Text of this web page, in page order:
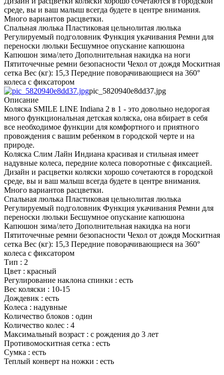
среде, вы и ваш малыш всегда будете в центре внимания.
Много вариантов расцветки.
Спальная люлька Пластиковая цельнолитая люлька
Регулируемый подголовник Функция укачивания Ремни для
переноски люльки Бесшумное опускание капюшона
Капюшон зима/лето Дополнительная накидка на ноги
Пятиточечные ремни безопасности Чехол от дождя Москитная
сетка Вес (кг): 15,3 Передние поворачивающиеся на 360°
колеса с фиксатором
pic_5820940e8dd37.jpg
Описание
Коляска SMILE LINE Indiana 2 в 1 - это довольно недорогая
много функциональная детская коляска, она вбирает в себя
все необходимое функции для комфортного и приятного
провождения с вашим ребенком в городской черте и на
природе.
Коляска Слим Лайн Индиана красивая и стильная имеет
надувные колеса, передние колеса поворотные с фиксацией.
Дизайн и расцветки коляски хорошо сочетаются в городской
среде, вы и ваш малыш всегда будете в центре внимания.
Много вариантов расцветки.
Спальная люлька Пластиковая цельнолитая люлька
Регулируемый подголовник Функция укачивания Ремни для
переноски люльки Бесшумное опускание капюшона
Капюшон зима/лето Дополнительная накидка на ноги
Пятиточечные ремни безопасности Чехол от дождя Москитная
сетка Вес (кг): 15,3 Передние поворачивающиеся на 360°
колеса с фиксатором
Тип : 2
Цвет : красный
Регулирование наклона спинки : есть
Вес коляски : 10-15
Дождевик : есть
Колеса : надувные
Количество блоков : один
Количество колес : 4
Максимальный возраст : с рождения до 3 лет
Противомоскитная сетка : есть
Сумка : есть
Теплый конверт на ножки : есть